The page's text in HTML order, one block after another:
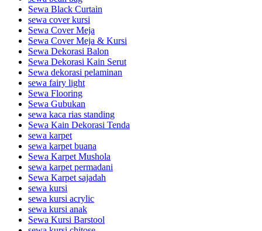
Sewa Black Curtain
sewa cover kursi
Sewa Cover Meja
Sewa Cover Meja & Kursi
Sewa Dekorasi Balon
Sewa Dekorasi Kain Serut
Sewa dekorasi pelaminan
sewa fairy light
Sewa Flooring
Sewa Gubukan
sewa kaca rias standing
Sewa Kain Dekorasi Tenda
sewa karpet
sewa karpet buana
Sewa Karpet Mushola
sewa karpet permadani
Sewa Karpet sajadah
sewa kursi
sewa kursi acrylic
sewa kursi anak
Sewa Kursi Barstool